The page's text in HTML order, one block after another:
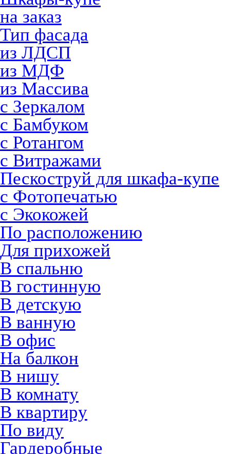
на заказ
Тип фасада
из ЛДСП
из МДФ
из Массива
с Зеркалом
с Бамбуком
с Ротангом
с Витражами
Пескоструй для шкафа-купе
с Фотопечатью
с Экокожей
По расположению
Для прихожей
В спальню
В гостинную
В детскую
В ванную
В офис
На балкон
В нишу
В комнату
В квартиру
По виду
Гардеробные